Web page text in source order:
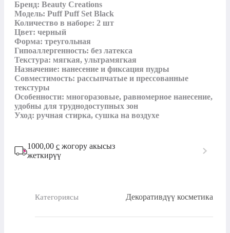
Бренд: Beauty Creations
Модель: Puff Puff Set Black
Количество в наборе: 2 шт
Цвет: черный
Форма: треугольная
Гипоаллергенность: без латекса
Текстура: мягкая, ультрамягкая
Назначение: нанесение и фиксация пудры
Совместимость: рассыпчатые и прессованные
текстуры
Особенности: многоразовые, равномерное нанесение,
удобны для труднодоступных зон
Уход: ручная стирка, сушка на воздухе
1000,00 с жогору акысыз
жеткирүү
Категориясы Декоративдүү косметика